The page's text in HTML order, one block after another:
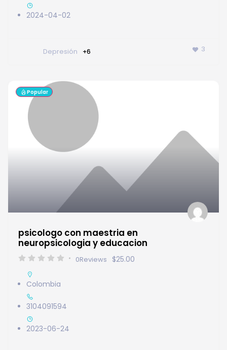
2024-04-02
Depresión +6 3
Popular
psicologo con maestria en
neuropsicologia y educacion
0Reviews $25.00
Colombia
3104091594
2023-06-24